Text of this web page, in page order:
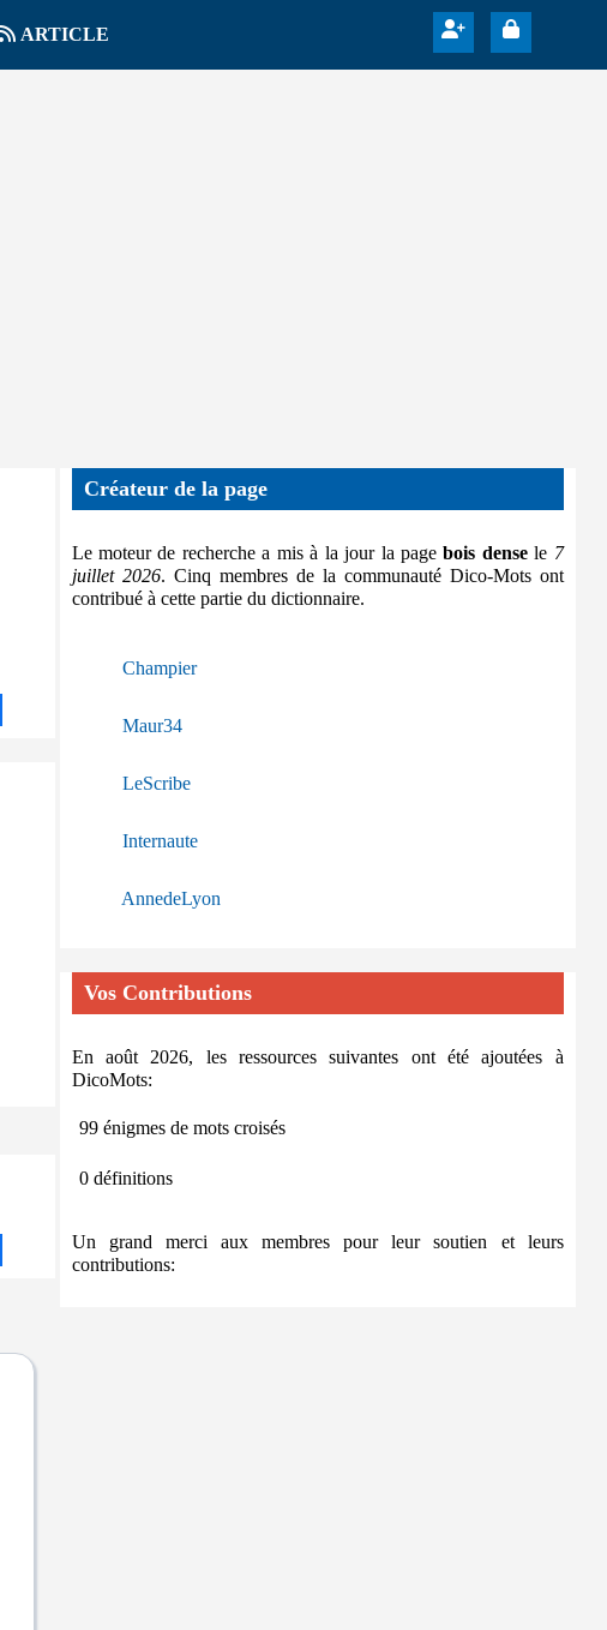
ARTICLE
Créateur de la page
Le moteur de recherche a mis à la jour la pagebois densele 7
juillet 2026. Cinq membres de la communauté Dico-Mots ont
contribué à cette partie du dictionnaire.
Champier
Maur34
LeScribe
Internaute
AnnedeLyon
Vos Contributions
En août 2026, les ressources suivantes ont été ajoutées à
DicoMots:
99 énigmes de mots croisés
0 définitions
Un grand merci aux membres pour leur soutien et leurs
contributions: